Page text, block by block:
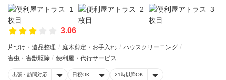
3.06
片づけ・遺品整理 庭木剪定・お手入れ
ハウスクリーニング
害虫・害獣駆除
便利屋・代行サービス
出張・訪問対応 日祝OK 21時以降OK